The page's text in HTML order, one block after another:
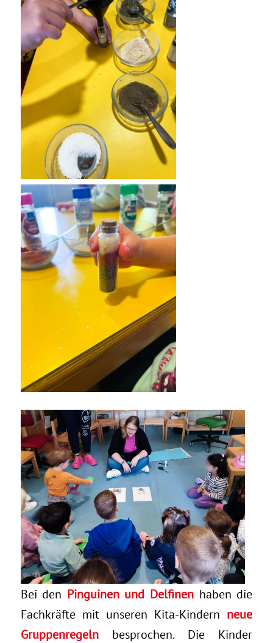
Bei den Pinguinen und Delfinen haben die
Fachkräfte mit unseren Kita-Kindern neue
Gruppenregelnbesprochen. Die Kinder